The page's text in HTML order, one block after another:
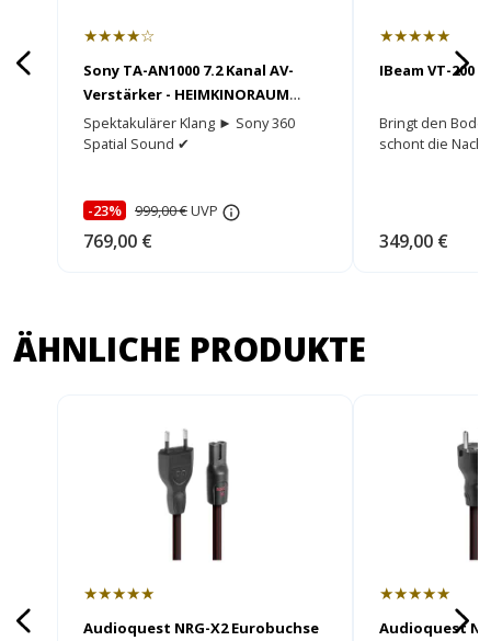
★★★★☆
Sony TA-AN1000 7.2 Kanal AV-
Verstärker - HEIMKINORAUM
Edition
Spektakulärer Klang ► Sony 360
Spatial Sound ✔
-23% 999,00 €UVP
769,00 €
★★★★★
IBeam VT-200
Bringt den
schont die
349,00 €
ÄHNLICHE PRODUKTE
★★★★★
Audioquest NRG-X2 Eurobuchse
★★★★★
Audioquest